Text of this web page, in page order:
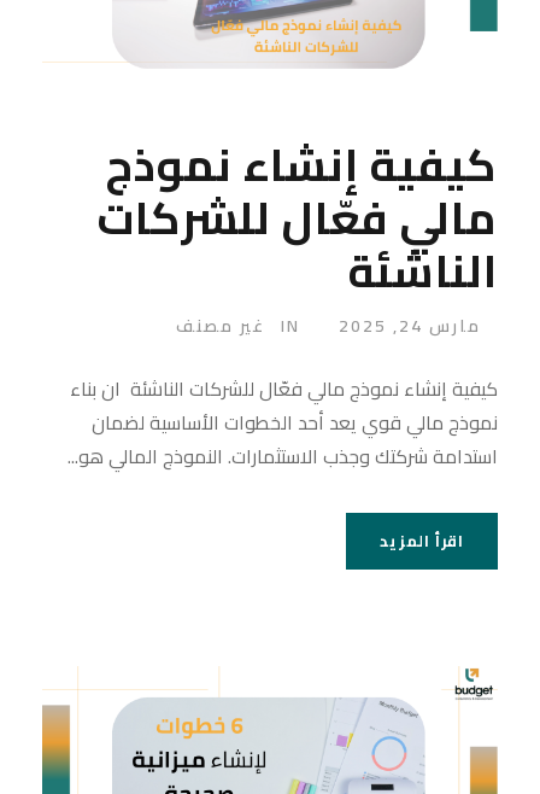
كيفية إنشاء نموذج
مالي فعّال للشركات
الناشئة
مارس 24, 2025 IN غير مصنف
كيفية إنشاء نموذج مالي فعّال للشركات الناشئة ان بناء
نموذج مالي قوي يعد أحد الخطوات الأساسية لضمان
استدامة شركتك وجذب الاستثمارات. النموذج المالي هو...
اقرأ المزيد